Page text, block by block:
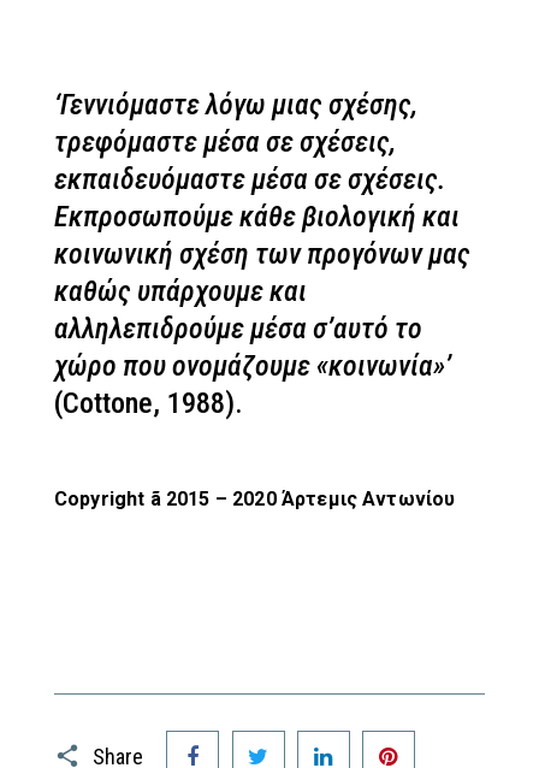
‘Γεννιόμαστε λόγω μιας σχέσης,
τρεφόμαστε μέσα σε σχέσεις,
εκπαιδευόμαστε μέσα σε σχέσεις.
Εκπροσωπούμε κάθε βιολογική και
κοινωνική σχέση των προγόνων μας
καθώς υπάρχουμε και
αλληλεπιδρούμε μέσα σ’αυτό το
χώρο που ονομάζουμε «κοινωνία»’
(Cottone, 1988).
Copyright ã 2015 – 2020 Άρτεμις Αντωνίου
Share
Facebook Twitter LinkedIn